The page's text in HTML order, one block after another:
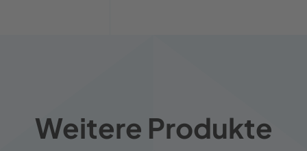
Weitere Produkte